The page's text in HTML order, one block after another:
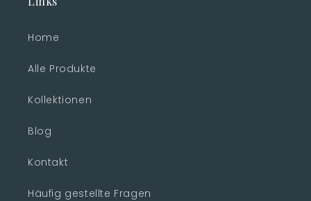
Home
Alle Produkte
Kollektionen
Blog
Kontakt
Häufig gestellte Fragen